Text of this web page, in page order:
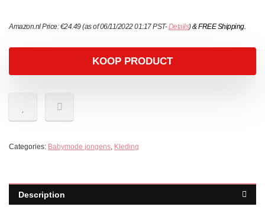
Amazon.nl Price:€24.49(as of 06/11/2022 01:17 PST-Details)&FREE Shipping.
KOOP PRODUCT
Categories: Babymode jongens, Kleding
Description